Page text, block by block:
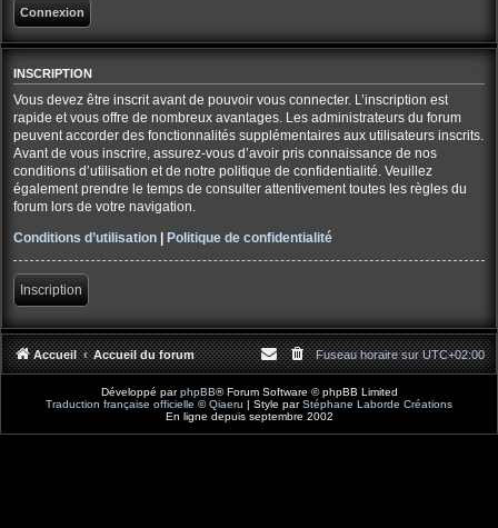
INSCRIPTION
Vous devez être inscrit avant de pouvoir vous connecter. L’inscription est
rapide et vous offre de nombreux avantages. Les administrateurs du forum
peuvent accorder des fonctionnalités supplémentaires aux utilisateurs inscrits.
Avant de vous inscrire, assurez-vous d’avoir pris connaissance de nos
conditions d’utilisation et de notre politique de confidentialité. Veuillez
également prendre le temps de consulter attentivement toutes les règles du
forum lors de votre navigation.
Conditions d’utilisation | Politique de confidentialité
Inscription
Accueil Accueil du forum Fuseau horaire surUTC+02:00
Développé parphpBB® Forum Software © phpBB Limited
Traduction française officielle ©Qiaeru | Style parStéphane Laborde Créations
En ligne depuis septembre 2002